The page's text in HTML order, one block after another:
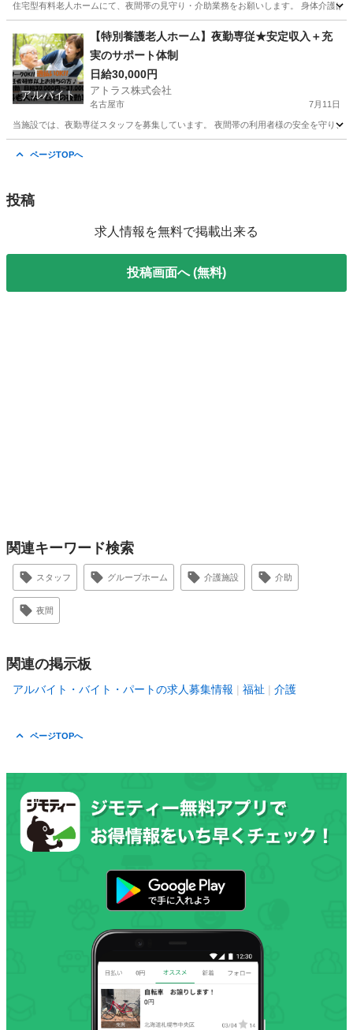
住宅型有料老人ホームにて、夜間帯の見守り・介助業務をお願いします。 身体介護
介護 スタッフ
アルバイト
【特別養護老人ホーム】夜勤専従★安定収入＋充
実のサポート体制
日給30,000円
アトラス株式会社
名古屋市 7月11日
当施設では、夜勤専従スタッフを募集しています。 夜間帯の利用者様の安全を守り
ページTOPへ
投稿
求人情報を無料で掲載出来る
投稿画面へ (無料)
関連キーワード検索
スタッフ グループホーム 介護施設 介助
夜間
関連の掲示板
アルバイト・バイト・パートの求人募集情報 福祉 介護
ページTOPへ